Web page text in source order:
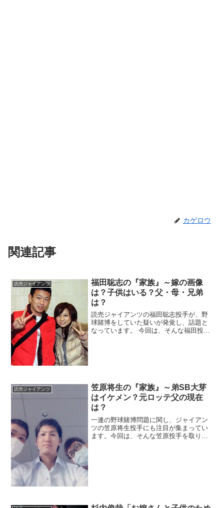
カゲロウ
関連記事
読売ジャイアンツ
福田聡志の『家族』～嫁の画像
は？子供はいる？父・母・兄弟
は？
読売ジャイアンツの福田聡志投手が、野
球賭博をしていた疑いが発覚し、話題と
なっています。 今回は、そんな福田投手
読売ジャイアンツ
笠原将生の『家族』～弟SB大芽
はイケメン？元ロッテ父の現在
は？
一連の野球賭博問題に関し、ジャイアン
ツの笠原将生投手にも注目が集まってい
ます。今回は、そんな笠原投手を取り巻